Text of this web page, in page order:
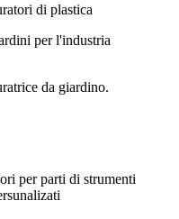
di plastica
per l'industria
da giardino.